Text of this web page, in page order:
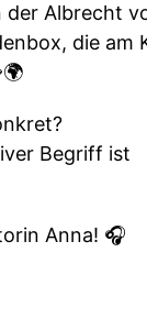
Albrecht
die
Begriff ist
Anna! 🎧